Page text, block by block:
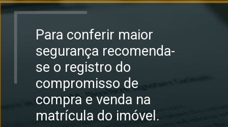
Para conferir maior
segurança recomenda-
se o registro do
compromisso de
compra e venda na
matrícula do imóvel.